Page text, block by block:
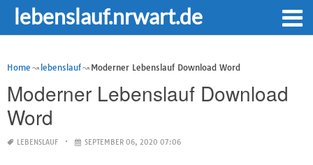
lebenslauf.nrwart.de
Home lebenslauf Moderner Lebenslauf Download Word
Moderner Lebenslauf Download
Word
LEBENSLAUF SEPTEMBER 06, 2020 07:06